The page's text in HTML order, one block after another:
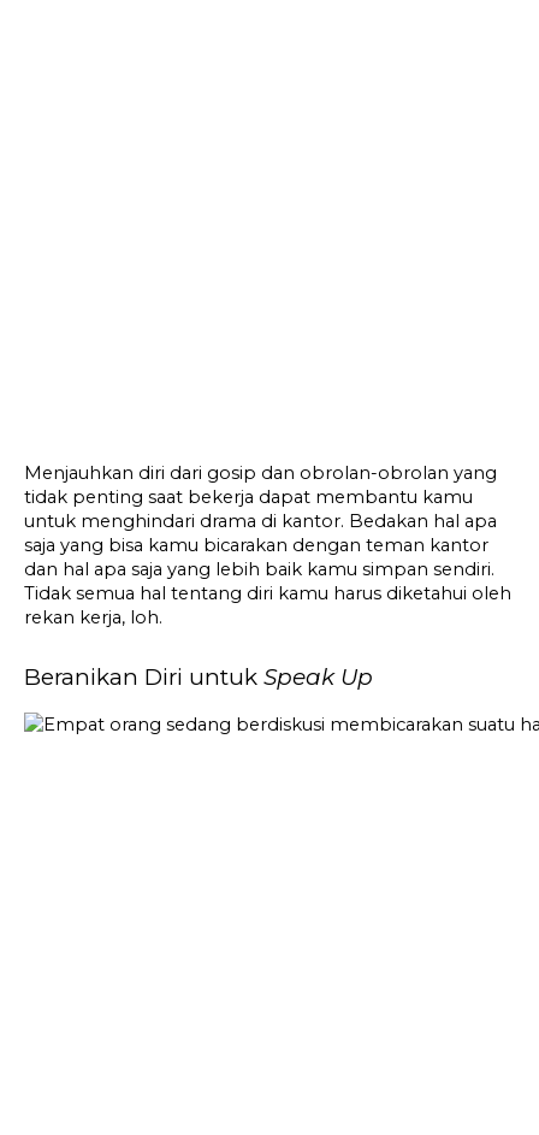
Menjauhkan diri dari gosip dan obrolan-obrolan yang
tidak penting saat bekerja dapat membantu kamu
untuk menghindari drama di kantor. Bedakan hal apa
saja yang bisa kamu bicarakan dengan teman kantor
dan hal apa saja yang lebih baik kamu simpan sendiri.
Tidak semua hal tentang diri kamu harus diketahui oleh
rekan kerja, loh.
Beranikan Diri untuk Speak Up